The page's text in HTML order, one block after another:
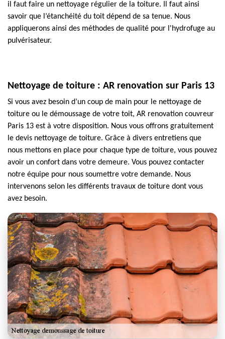
il faut faire un nettoyage régulier de la toiture. Il faut ainsi
savoir que l’étanchéité du toit dépend de sa tenue. Nous
appliquerons ainsi des méthodes de qualité pour l'hydrofuge au
pulvérisateur.
Nettoyage de toiture : AR renovation sur Paris 13
Si vous avez besoin d’un coup de main pour le nettoyage de
toiture ou le démoussage de votre toit, AR renovation couvreur
Paris 13 est à votre disposition. Nous vous offrons gratuitement
le devis nettoyage de toiture. Grâce à divers entretiens que
nous mettons en place pour chaque type de toiture, vous pouvez
avoir un confort dans votre demeure. Vous pouvez contacter
notre équipe pour nous soumettre votre demande. Nous
intervenons selon les différents travaux de toiture dont vous
avez besoin.